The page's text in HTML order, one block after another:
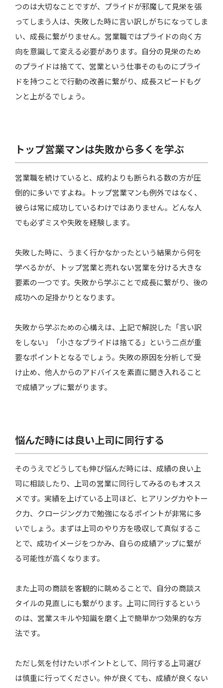
つのは大切なことですが、プライドが邪魔して見栄を張
ってしまう人は、失敗した時に言い訳しがちになってしま
い、成長に繋がりません。営業職ではプライドの向く方
向を意識して変える必要があります。自分の見栄のため
のプライドは捨てて、営業という仕事そのものにプライ
ドを持つことで行動の改善に繋がり、成長スピードもグ
ンと上がるでしょう。
トップ営業マンは失敗から多くを学ぶ
営業職を続けていると、成約よりも断られる数の方が圧
倒的に多いですよね。トップ営業マンも例外ではなく、
彼らは常に成功しているわけではありません。どんな人
でも必ずミスや失敗を経験します。
失敗した時に、うまく行かなかったという結果から何を
学べるかが、トップ営業と売れない営業を分ける大きな
要素の一つです。失敗から学ぶことで成長に繋がり、後の
成功への足掛かりとなります。
失敗から学ぶための心構えは、上記で解説した「言い訳
をしない」「小さなプライドは捨てる」という二点が重
要なポイントとなるでしょう。失敗の原因を分析して受
け止め、他人からのアドバイスを素直に聞き入れること
で成績アップに繋がります。
悩んだ時には良い上司に同行する
そのうえでどうしても伸び悩んだ時には、成績の良い上
司に相談したり、上司の営業に同行してみるのもオスス
メです。実績を上げている上司ほど、ヒアリング力やトー
ク力、クロージング力で勉強になるポイントが非常に多
いでしょう。まずは上司のやり方を吸収して真似するこ
とで、成功イメージをつかみ、自らの成績アップに繋が
る可能性が高くなります。
また上司の商談を客観的に眺めることで、自分の商談ス
タイルの見直しにも繋がります。上司に同行するという
のは、営業スキルや知識を磨く上で簡単かつ効果的な方
法です。
ただし気を付けたいポイントとして、同行する上司選び
は慎重に行ってください。仲が良くても、成績が良くない